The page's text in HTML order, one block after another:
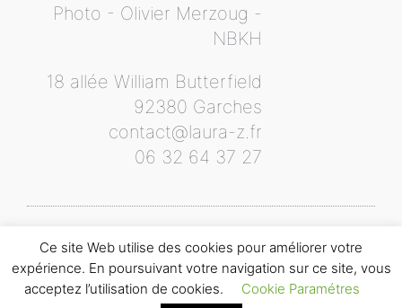
Photo - Olivier Merzoug -
NBKH
18 allée William Butterfield
92380 Garches
contact@laura-z.fr
06 32 64 37 27
© 2020 All rights Reserved.Laura z Organisation made by
GROOVELSOFTWARE
Ce site Web utilise des cookies pour améliorer votre
expérience. En poursuivant votre navigation sur ce site, vous
acceptez l’utilisation de cookies.
Cookie Paramétres